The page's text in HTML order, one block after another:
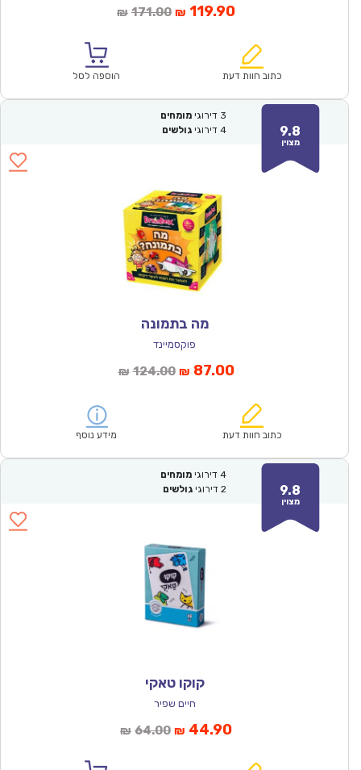
₪ 171.00המחיר
₪171.00.
₪ 119.90המחיר
הוא:
כתוב חוות דעת הוספה לסל
9.8
מצוין
3 דירוגי מומחים
4 דירוגי גולשים
מה בתמונה
פוקסמיינד
₪ 124.00המחיר
₪124.00.
₪ 87.00המחיר
הוא:
כתוב חוות דעת מידע נוסף
9.8
מצוין
4 דירוגי מומחים
2 דירוגי גולשים
קוקו טאקי
חיים שפיר
₪ 64.00המחיר
₪ 44.90המחיר